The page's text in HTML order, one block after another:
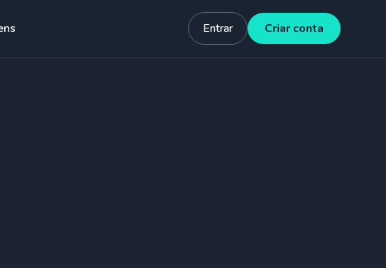
Entrar Criar conta